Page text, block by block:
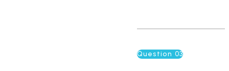
Question 03